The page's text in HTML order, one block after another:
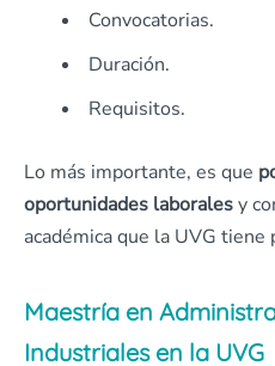
Convocatorias.
Duración.
Requisitos.
Lo más importante, es que
oportunidades laboralesy
académica que la UVG tiene
Maestría en
Industriales en la UVG